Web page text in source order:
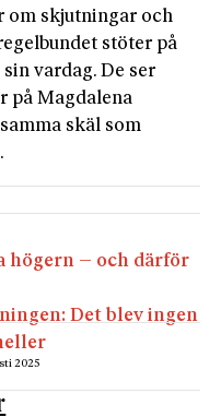
om skjutningar och
stöter på
vardag. De ser
på Magdalena
skäl som
högern – och därför
Det blev ingen
2025